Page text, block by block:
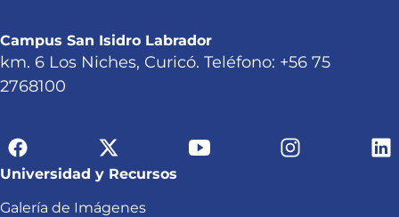
Campus San Isidro Labrador
km. 6 Los Niches, Curicó. Teléfono: +56 75
2768100
Universidad y Recursos
Galería de Imágenes